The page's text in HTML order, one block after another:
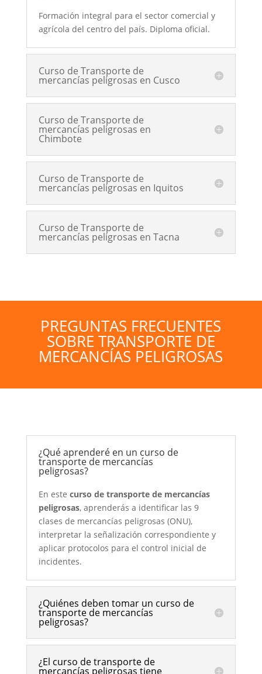
Formación integral para el sector comercial y
agrícola del centro del país. Diploma oficial.
Curso de Transporte de
mercancías peligrosas en Cusco
Curso de Transporte de
mercancías peligrosas en
Chimbote
Curso de Transporte de
mercancías peligrosas en Iquitos
Curso de Transporte de
mercancías peligrosas en Tacna
PREGUNTAS FRECUENTES
SOBRE TRANSPORTE DE
MERCANCÍAS PELIGROSAS
¿Qué aprenderé en un curso de
transporte de mercancías
peligrosas?
En este curso de transporte de mercancías
peligrosas, aprenderás a identificar las 9
clases de mercancías peligrosas (ONU),
interpretar la señalización correspondiente y
aplicar protocolos para el control inicial de
incidentes.
¿Quiénes deben tomar un curso de
transporte de mercancías
peligrosas?
¿El curso de transporte de
mercancías peligrosas tiene